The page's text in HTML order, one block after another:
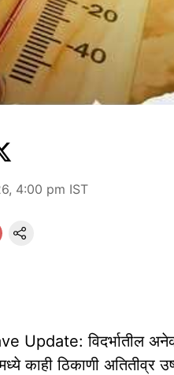
4:00 pm IST
Update: विदर्भातील
काही ठिकाणी